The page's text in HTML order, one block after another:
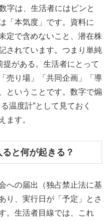
字は、生活者にはピンと
「本気度」です。資料に
定で含めないこと、潜在株
されています。つまり単純
提がある。生活者にとって
売り場」「共同企画」「導
ということです。数字で煽
温度計”として見ておく
ます。
と何が起きる？
への届出（独占禁止法に基
り、実行日が「予定」とさ
。生活者目線では、これ